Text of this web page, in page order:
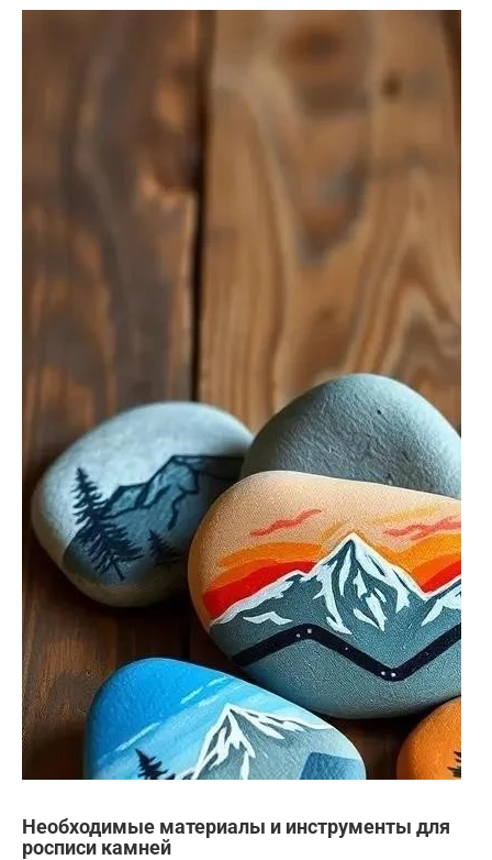
Необходимые материалы и инструменты для
росписи камней